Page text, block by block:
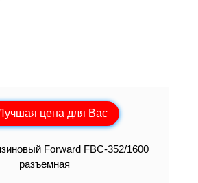
цена для Вас
Forward FBC-352/1600
разъемная